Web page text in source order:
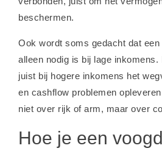
beschermen.
Ook wordt soms gedacht dat
alleen nodig is bij lage
juist bij hogere inkomens het
en cashflow problemen
niet over rijk of arm, maar over
Hoe je een voogd